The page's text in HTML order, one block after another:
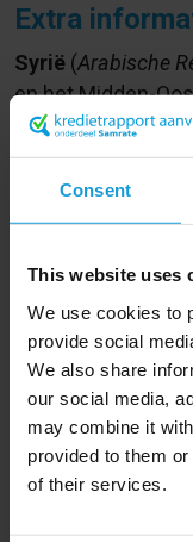
Consent
This website uses
We use cookies to
provide social
We also share
our social media,
may combine it
provided to them
of their services.
Extra
Syrië (Arabische
en het Midden-
Jordanië,Libanon
de
bestemming
35 procent.
Syrië wordt
lagermidden-
olie- en
Een